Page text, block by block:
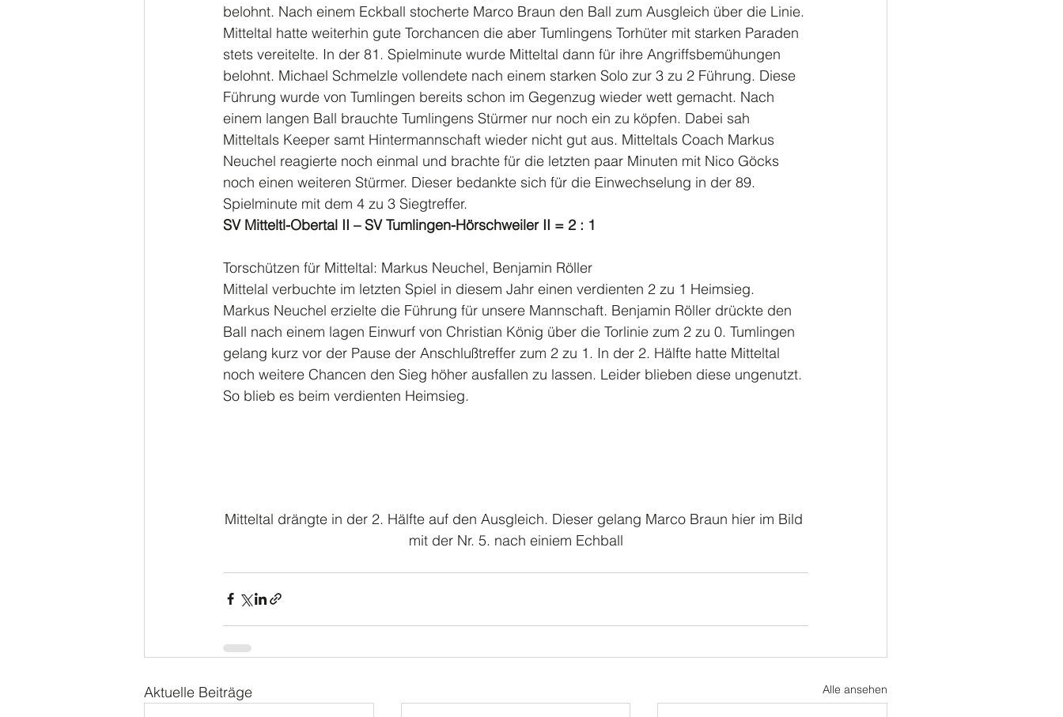
belohnt. Nach einem Eckball stocherte Marco Braun den Ball zum Ausgleich über die Linie.
Mitteltal hatte weiterhin gute Torchancen die aber Tumlingens Torhüter mit starken Paraden
stets vereitelte. In der 81. Spielminute wurde Mitteltal dann für ihre Angriffsbemühungen
belohnt. Michael Schmelzle vollendete nach einem starken Solo zur 3 zu 2 Führung. Diese
Führung wurde von Tumlingen bereits schon im Gegenzug wieder wett gemacht. Nach
einem langen Ball brauchte Tumlingens Stürmer nur noch ein zu köpfen. Dabei sah
Mitteltals Keeper samt Hintermannschaft wieder nicht gut aus. Mitteltals Coach Markus
Neuchel reagierte noch einmal und brachte für die letzten paar Minuten mit Nico Göcks
noch einen weiteren Stürmer. Dieser bedankte sich für die Einwechselung in der 89.
Spielminute mit dem 4 zu 3 Siegtreffer.
SV Mitteltl-Obertal II – SV Tumlingen-Hörschweiler II = 2 : 1
Torschützen für Mitteltal: Markus Neuchel, Benjamin Röller
Mittelal verbuchte im letzten Spiel in diesem Jahr einen verdienten 2 zu 1 Heimsieg.
Markus Neuchel erzielte die Führung für unsere Mannschaft. Benjamin Röller drückte den
Ball nach einem lagen Einwurf von Christian König über die Torlinie zum 2 zu 0. Tumlingen
gelang kurz vor der Pause der Anschlußtreffer zum 2 zu 1. In der 2. Hälfte hatte Mitteltal
noch weitere Chancen den Sieg höher ausfallen zu lassen. Leider blieben diese ungenutzt.
So blieb es beim verdienten Heimsieg.
Mitteltal drängte in der 2. Hälfte auf den Ausgleich. Dieser gelang Marco Braun hier im Bild
mit der Nr. 5. nach einiem Echball
Aktuelle Beiträge Alle ansehen